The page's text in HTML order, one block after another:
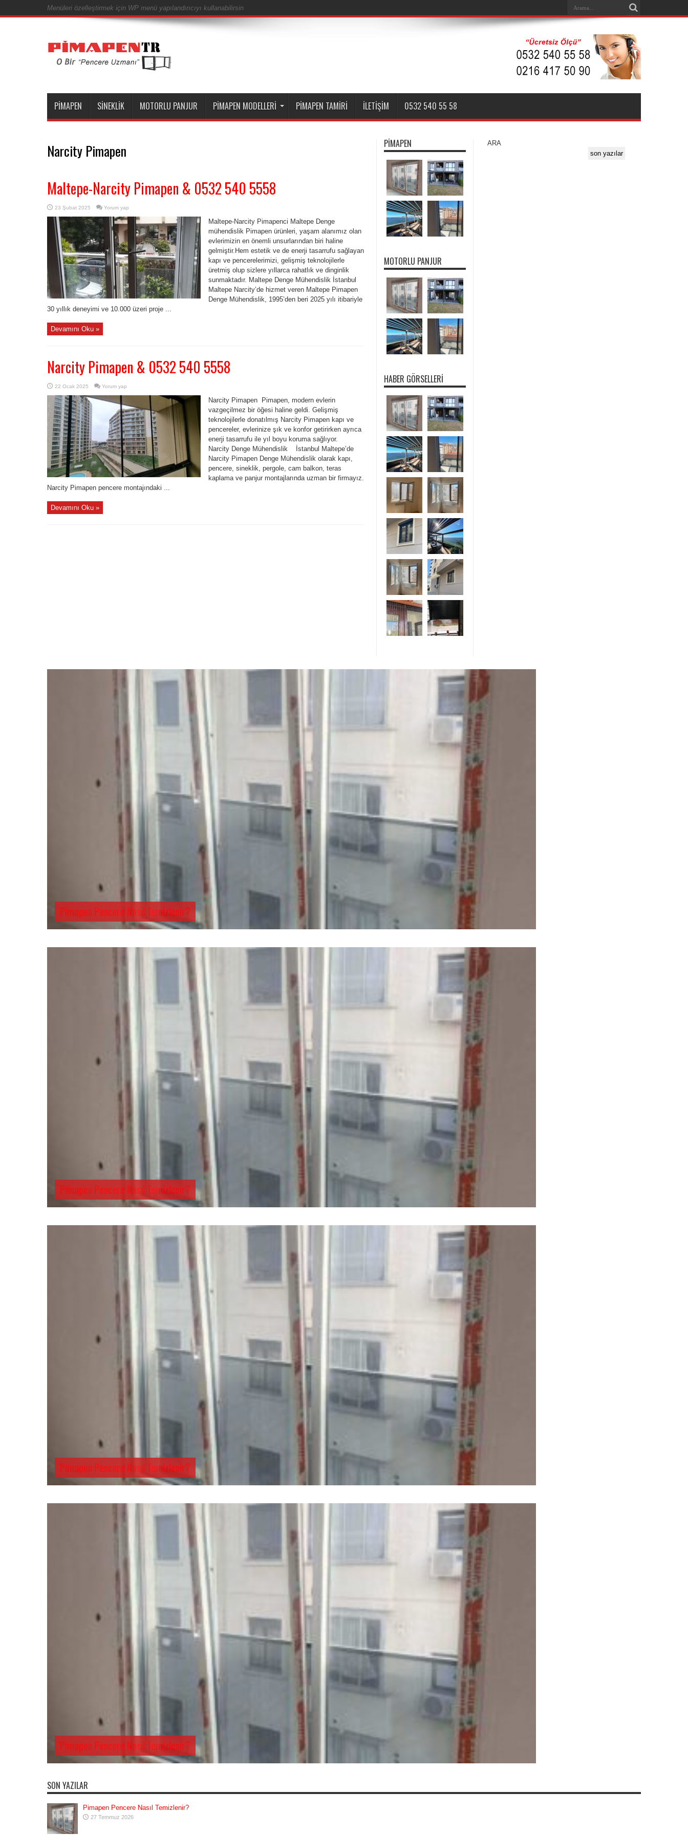
Menüleri özelleştirmek için WP menü yapılandırıcıyı kullanabilirsin
PIMAPEN SINEKLIK MOTORLU PANJUR PIMAPEN MODELLERI PIMAPEN TAMIRI İLETIŞIM 0532 540 55 58
Narcity Pimapen
Maltepe-Narcity Pimapen & 0532 540 5558
23 Şubat 2025 Yorum yap
Maltepe-Narcity Pimapenci Maltepe Denge
mühendislik Pimapen ürünleri, yaşam alanımız olan
evlerimizin en önemli unsurlarından biri haline
gelmiştir.Hem estetik ve de enerji tasarrufu sağlayan
kapı ve pencerelerimizi, gelişmiş teknolojilerle
üretmiş olup sizlere yıllarca rahatlık ve dinginlik
sunmaktadır. Maltepe Denge Mühendislik İstanbul
Maltepe Narcity’de hizmet veren Maltepe Pimapen
Denge Mühendislik, 1995’den beri 2025 yılı itibariyle
30 yıllık deneyimi ve 10.000 üzeri proje ...
Devamını Oku »
Narcity Pimapen & 0532 540 5558
22 Ocak 2025 Yorum yap
Narcity Pimapen Pimapen, modern evlerin
vazgeçilmez bir öğesi haline geldi. Gelişmiş
teknolojilerle donatılmış Narcity Pimapen kapı ve
pencereler, evlerinize şık ve konfor getirirken ayrıca
enerji tasarrufu ile yıl boyu koruma sağlıyor.
Narcity Denge Mühendislik İstanbul Maltepe’de
Narcity Pimapen Denge Mühendislik olarak kapı,
pencere, sineklik, pergole, cam balkon, teras
kaplama ve panjur montajlarında uzman bir firmayız.
Narcity Pimapen pencere montajındaki ...
Devamını Oku »
PIMAPEN
MOTORLU PANJUR
HABER GÖRSELLERI
ARA
son yazılar
Pimapen Pencere Nasıl Temizlenir?
Pimapen Pencere Nasıl Temizlenir?
Pimapen Pencere Nasıl Temizlenir?
Pimapen Pencere Nasıl Temizlenir?
SON YAZILAR
Pimapen Pencere Nasıl Temizlenir?
27 Temmuz 2026